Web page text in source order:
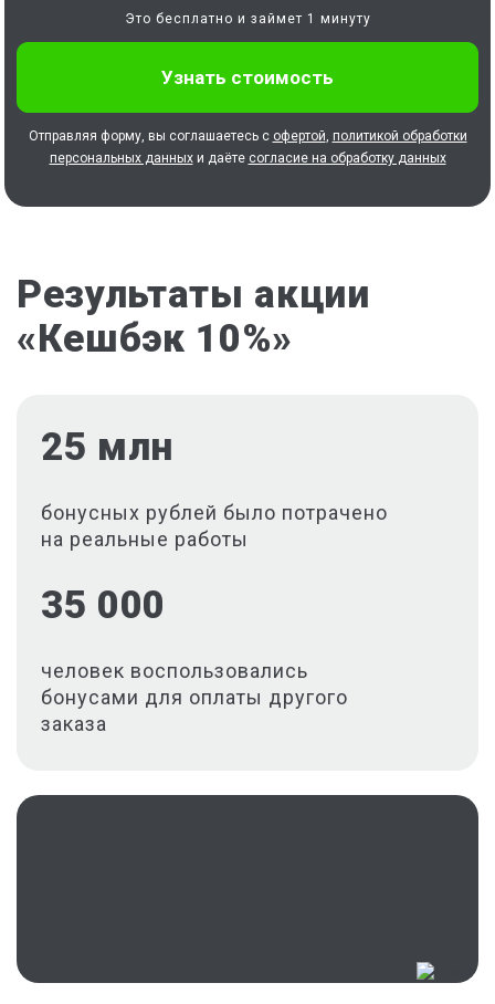
Это бесплатно и займет 1 минуту
Отправляя форму, вы соглашаетесь с офертой политикой обработки
персональных данныхи даёте согласие на обработку данных
Результаты акции
«Кешбэк 10%»
25 млн
бонусных рублей было потрачено
на реальные работы
35 000
человек воспользовались
бонусами для оплаты другого
заказа